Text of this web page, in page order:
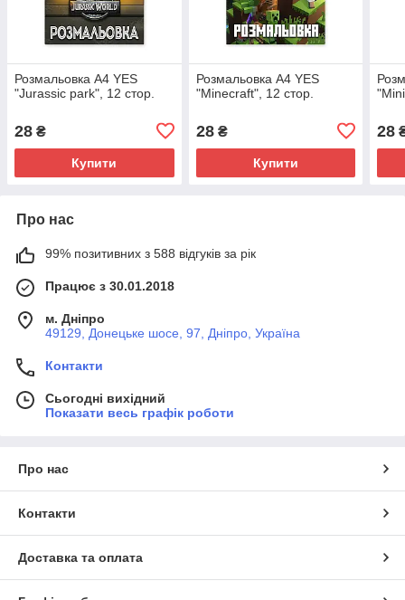
Розмальовка А4 YES
"Jurassic park", 12 стор.
28 ₴
Купити
Розмальовка А4 YES
"Minecraft", 12 стор.
28₴
Купити
28
Про нас
99% позитивних з 588 відгуків за рік
Працює з 30.01.2018
м. Дніпро
49129, Донецьке шосе, 97, Дніпро, Україна
Контакти
Сьогодні вихідний
Показати весь графік роботи
Про нас
Контакти
Доставка та оплата